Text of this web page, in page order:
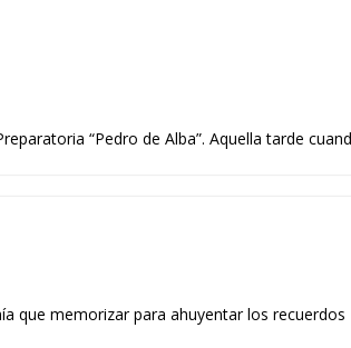
“Pedro de Alba”. Aquella tarde
que memorizar para ahuyentar los recuerdos